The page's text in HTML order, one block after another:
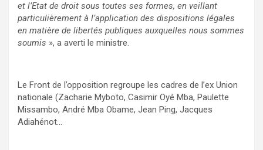
et l’Etat de droit sous toutes ses formes, en veillant
particulièrement à l’application des dispositions légales
en matière de libertés publiques auxquelles nous sommes
soumis », a averti le ministre.
Le Front de l’opposition regroupe les cadres de l’ex Union
nationale (Zacharie Myboto, Casimir Oyé Mba, Paulette
Missambo, André Mba Obame, Jean Ping, Jacques
Adiahénot…